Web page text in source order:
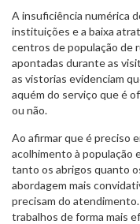
A insuficiência numérica
instituições e a baixa
centros de população de
apontadas durante as
as vistorias evidenciam
aquém do serviço que é
ou não.
Ao afirmar que é preciso
acolhimento à população
tanto os abrigos quanto
abordagem mais
precisam do
trabalhos de forma mais